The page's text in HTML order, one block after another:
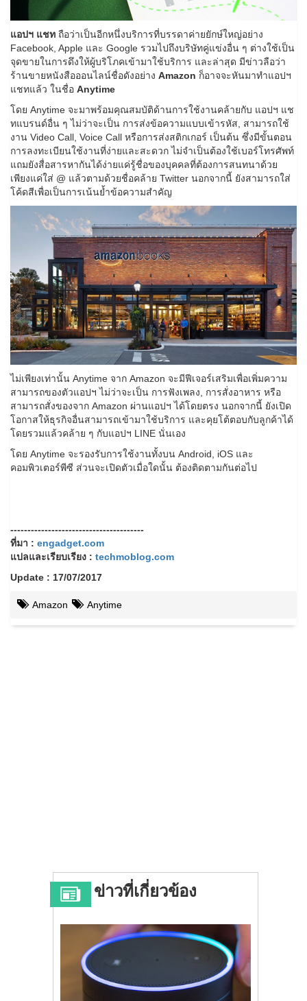
แอปฯ แชท ถือว่าเป็นอีกหนึ่งบริการที่บรรดาค่ายยักษ์ใหญ่อย่าง
Facebook, Apple และ Google รวมไปถึงบริษัทคู่แข่งอื่น ๆ ต่างใช้เป็น
จุดขายในการดึงให้ผู้บริโภคเข้ามาใช้บริการ และล่าสุด มีข่าวลือว่า
ร้านขายหนังสือออนไลน์ชื่อดังอย่าง Amazon ก็อาจจะหันมาทำแอปฯ
แชทแล้ว ในชื่อ Anytime
โดย Anytime จะมาพร้อมคุณสมบัติด้านการใช้งานคล้ายกับ แอปฯ แช
ทแบรนด์อื่น ๆ ไม่ว่าจะเป็น การส่งข้อความแบบเข้ารหัส, สามารถใช้
งาน Video Call, Voice Call หรือการส่งสติกเกอร์ เป็นต้น ซึ่งมีขั้นตอน
การลงทะเบียนใช้งานที่ง่ายและสะดวก ไม่จำเป็นต้องใช้เบอร์โทรศัพท์
แถมยังสื่อสารหากันได้ง่ายแค่รู้ชื่อของบุคคลที่ต้องการสนทนาด้วย
เพียงแค่ใส่ @ แล้วตามด้วยชื่อคล้าย Twitter นอกจากนี้ ยังสามารถใส่
โค้ดสีเพื่อเป็นการเน้นย้ำข้อความสำคัญ
ไม่เพียงเท่านั้น Anytime จาก Amazon จะมีฟีเจอร์เสริมเพื่อเพิ่มความ
สามารถของตัวแอปฯ ไม่ว่าจะเป็น การฟังเพลง, การสั่งอาหาร หรือ
สามารถสั่งของจาก Amazon ผ่านแอปฯ ได้โดยตรง นอกจากนี้ ยังเปิด
โอกาสให้ธุรกิจอื่นสามารถเข้ามาใช้บริการ และคุยโต้ตอบกับลูกค้าได้
โดยรวมแล้วคล้าย ๆ กับแอปฯ LINE นั่นเอง
โดย Anytime จะรองรับการใช้งานทั้งบน Android, iOS และ
คอมพิวเตอร์พีซี ส่วนจะเปิดตัวเมื่อใดนั้น ต้องติดตามกันต่อไป
---------------------------------------
ที่มา : engadget.com
แปลและเรียบเรียง : techmoblog.com
Update : 17/07/2017
Amazon Anytime
ข่าวที่เกี่ยวข้อง